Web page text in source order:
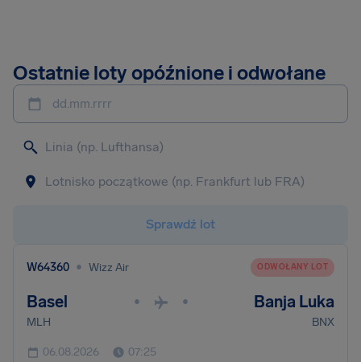
Ostatnie loty opóźnione i odwołane
dd.mm.rrrr
Sprawdź lot
W64360 • Wizz Air ODWOŁANY LOT
Basel • • Banja Luka
MLH BNX
06.08.2026 07:25